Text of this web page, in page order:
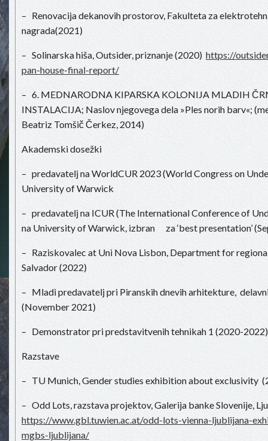
– Renovacija dekanovih prostorov, Fakulteta za
nagrada(2021)
– Solinarska hiša, Outsider, priznanje (2020) https://
pan-house-final-report/
– 6. MEDNARODNA KIPARSKA KOLONIJA MLADIH
INSTALACIJA; Naslov njegovega dela »Ples norih barv«;
Beatriz Tomšič Čerkez, 2014)
Akademski dosežki
– predavatelj na WorldCUR 2023 (World Congress on
University of Warwick
– predavatelj na ICUR (The International Conference of
na University of Warwick, izbran za ‘best presentation’
– Raziskovalec at Uni Nova Lisbon, Department for
Salvador (2022)
– Mladi predavatelj pri Piranskih dnevih arhitekture,
(November 2021)
– Demonstrator pri predstavitvenih tehnikah 1 (2020-2022)
Razstave
– TU Munich, Gender studies exhibition about exclusivity
– Odd Lots, razstava projektov, Galerija banke Slovenije,
https://www.gbl.tuwien.ac.at/odd-lots-vienna-ljublijana-
mgbs-ljublijana/